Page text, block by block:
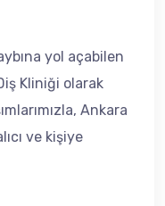
yol açabilen
Kliniği olarak
Ankara
ve kişiye